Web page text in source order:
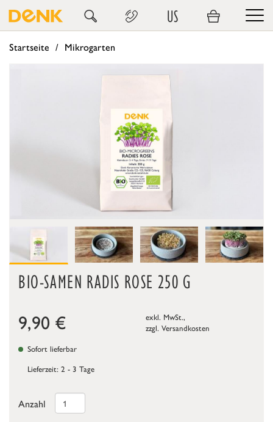
US
Startseite Mikrogarten
BIO-SAMEN RADIS ROSE 250 G
9,90 €
exkl. MwSt.,
zzgl. Versandkosten
Sofort lieferbar
Lieferzeit: 2 - 3 Tage
Anzahl